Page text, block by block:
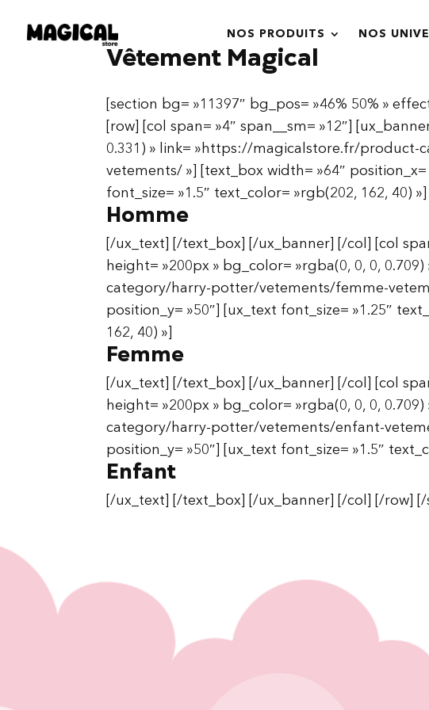
NOS PRODUITS NOS
Vêtement Magical
[section bg= »11397″ bg_pos= »46% 50% »
[row] [col span= »4″ span__sm= »12″]
0.331) » link= »https://magicalstore.fr/
vetements/ »] [text_box width= »64″ position_x=
font_size= »1.5″ text_color= »rgb(202, 162, 40) »]
Homme
[/ux_text] [/text_box] [/ux_banner] [/col] [col
height= »200px » bg_color= »rgba(0, 0, 0,
category/harry-potter/vetements/femme-
position_y= »50″] [ux_text font_size= »1.25″
162, 40) »]
Femme
[/ux_text] [/text_box] [/ux_banner] [/col] [col
height= »200px » bg_color= »rgba(0, 0, 0,
category/harry-potter/vetements/enfant-
position_y= »50″] [ux_text font_size= »1.5″
Enfant
[/ux_text] [/text_box] [/ux_banner] [/col] [/row] [/